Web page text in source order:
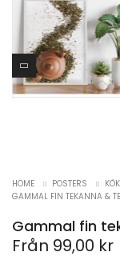
HOME POSTERS
GAMMAL FIN TEKANNA &
Gammal fin
Från 99,00 kr